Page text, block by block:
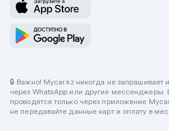
🔒 Важно! Mycar.kz никогда не запрашивает
через WhatsApp или другие мессенджеры.
проводятся только через приложение
не передавайте данные карт и оплату в